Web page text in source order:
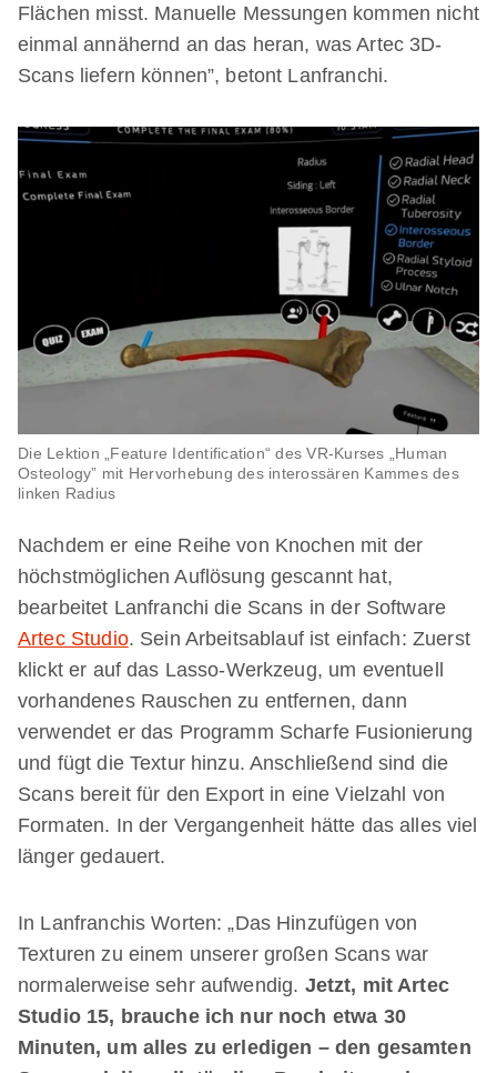
Flächen misst. Manuelle Messungen kommen nicht
einmal annähernd an das heran, was Artec 3D-
Scans liefern können”, betont Lanfranchi.
Die Lektion „Feature Identification“ des VR-Kurses „Human
Osteology” mit Hervorhebung des interossären Kammes des
linken Radius
Nachdem er eine Reihe von Knochen mit der
höchstmöglichen Auflösung gescannt hat,
bearbeitet Lanfranchi die Scans in der Software
Artec Studio. Sein Arbeitsablauf ist einfach: Zuerst
klickt er auf das Lasso-Werkzeug, um eventuell
vorhandenes Rauschen zu entfernen, dann
verwendet er das Programm Scharfe Fusionierung
und fügt die Textur hinzu. Anschließend sind die
Scans bereit für den Export in eine Vielzahl von
Formaten. In der Vergangenheit hätte das alles viel
länger gedauert.
In Lanfranchis Worten: „Das Hinzufügen von
Texturen zu einem unserer großen Scans war
normalerweise sehr aufwendig. Jetzt, mit Artec
Studio 15, brauche ich nur noch etwa 30
Minuten, um alles zu erledigen – den gesamten